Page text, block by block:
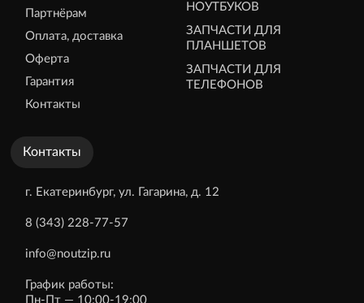
Партнёрам
Оплата, доставка
Оферта
Гарантия
Контакты
НОУТБУКОВ
ЗАПЧАСТИ ДЛЯ
ПЛАНШЕТОВ
ЗАПЧАСТИ ДЛЯ
ТЕЛЕФОНОВ
Контакты
г. Екатеринбург, ул. Гагарина, д. 12
8 (343) 228-77-57
info@noutzip.ru
График работы:
Пн-Пт — 10:00-19:00